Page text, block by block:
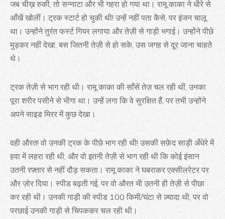
जब चीख़ रुकी, तो सन्नाटा और भी गहरा हो गया था। रामू काका ने धीरे से
आँखें खोलीं। ट्रक स्टार्ट हो चुकी थी! उन्हें नहीं पता कैसे, पर इंजन चालू
था। उन्होंने तुरंत फर्स्ट गियर लगाया और तेज़ी से गाड़ी भगाई। उन्होंने पीछे
मुड़कर नहीं देखा, बस जितनी तेज़ी से हो सके, उस जगह से दूर जाना चाहते
थे।
ट्रक तेज़ी से भाग रही थी। रामू काका की साँसें तेज़ चल रही थीं, उनका
पूरा शरीर पसीने से भीगा था। उन्हें लगा कि वे सुरक्षित हैं, पर तभी उन्होंने
अपने साइड मिरर में कुछ देखा।
वही औरत! वो उनकी ट्रक के पीछे भाग रही थी! उसकी सफ़ेद साड़ी अँधेरे में
हवा में लहरा रही थी, और वो इतनी तेज़ी से भाग रही थी कि कोई इंसान
उतनी रफ़्तार से नहीं दौड़ सकता। रामू काका ने घबराकर एक्सीलरेटर पर
और ज़ोर दिया। स्पीड बढ़ती गई, पर वो औरत भी उतनी ही तेज़ी से पीछा
कर रही थी। उनकी गाड़ी की स्पीड 100 किमी/घंटा से ज़्यादा थी, पर वो
परछाई उनकी गाड़ी से चिपककर चल रही थी।